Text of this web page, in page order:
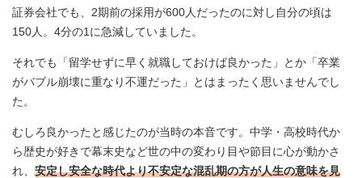
証券会社でも、2期前の採用が600人だったのに対し自分の頃は
150人。4分の1に急減していました。
それでも「留学せずに早く就職しておけば良かった」とか「卒業
がバブル崩壊に重なり不運だった」とはまったく思いませんでし
た。
むしろ良かったと感じたのが当時の本音です。中学・高校時代か
ら歴史が好きで幕末史など世の中の変わり目や節目に心が動かさ
れ、 安定し安全な時代より不安定な混乱期の方が人生の意味を見